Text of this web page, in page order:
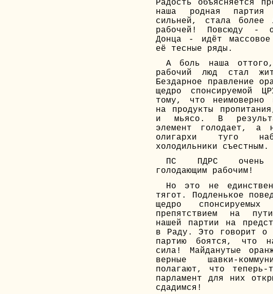
Радость объясняется
наша родная партия
сильней, стала более
рабочей! Повсюду -
Донца - идёт массовое
её тесные ряды.
А боль наша
рабочий люд стал
Бездарное правление
щедро спонсируемой
тому, что неимоверно
на продукты
и мьясо. В
элемент голодает, а
олигархи туго
холодильники съестным.
ПС ПДРС очень
голодающим рабочим!
Но это не
тягот. Подленькое
щедро
препятствием на
нашей партии на
в Раду. Это говорит о
партию боятся, что
сила! Майданутые
верные шавки-
полагают, что
парламент для них
сдадимся!